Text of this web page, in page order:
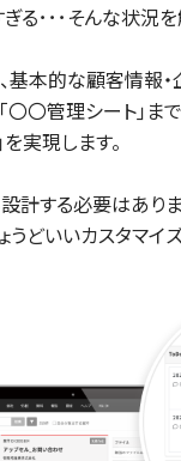
る･･･そんな状況を
基本的な顧客情報
〇〇管理シート｣ま
実現します。
計する必要はあり
どいいカスタマイ